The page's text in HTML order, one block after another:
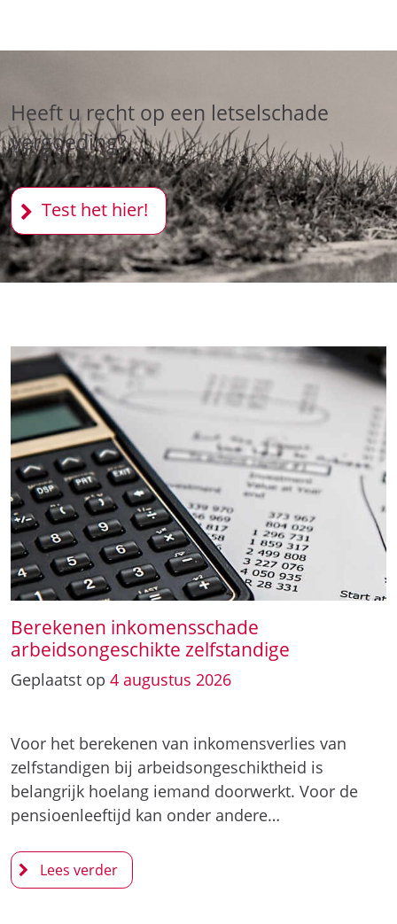
Heeft u recht op een letselschade
vergoeding?
Test het hier!
Berekenen inkomensschade
arbeidsongeschikte zelfstandige
Geplaatst op 4 augustus 2026
Voor het berekenen van inkomensverlies van
zelfstandigen bij arbeidsongeschiktheid is
belangrijk hoelang iemand doorwerkt. Voor de
pensioenleeftijd kan onder andere…